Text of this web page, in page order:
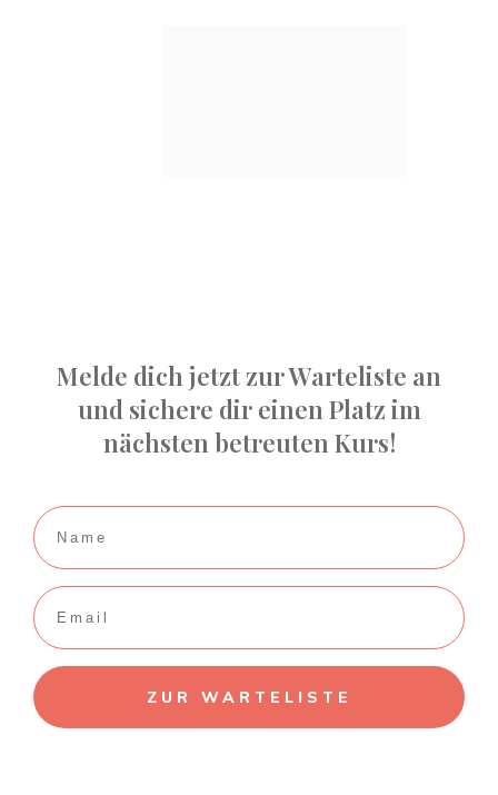
Melde dich jetzt zur Warteliste an
und sichere dir einen Platz im
nächsten betreuten Kurs!
ZUR WARTELISTE